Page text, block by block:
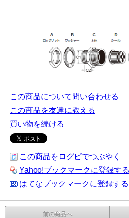
この商品について問い合わせる
この商品を友達に教える
買い物を続ける
この商品をログピでつぶやく
Yahoo!ブックマークに登録する
はてなブックマークに登録する
前の商品へ